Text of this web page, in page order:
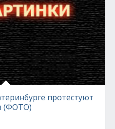
протестуют
(ФОТО)